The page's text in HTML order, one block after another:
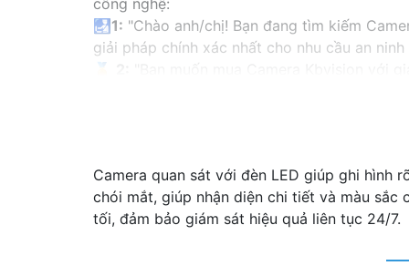
🛃 1: "Chào anh/chị! Bạn đang tìm kiếm
giải pháp chính xác nhất cho nhu cầu an ninh
️🏅️
"Chúng tôi cam kết cung cấp Camera
tốt nhất và nhận được sự tư vấn chuyên
hay câu hỏi nào khác, bạn có thể chia sẻ để
Camera quan sát với đèn LED giúp ghi hình
chói mắt, giúp nhận diện chi tiết và màu
tối, đảm bảo giám sát hiệu quả liên tục 24/7.